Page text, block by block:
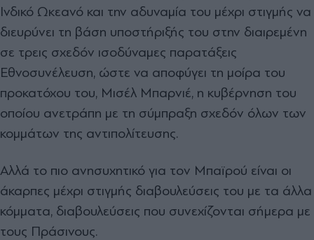
Ινδικό Ωκεανό και την αδυναμία του μέχρι στιγμής να
διευρύνει τη βάση υποστήριξής του στην διαιρεμένη
σε τρεις σχεδόν ισοδύναμες παρατάξεις
Εθνοσυνέλευση, ώστε να αποφύγει τη μοίρα του
προκατόχου του, Μισέλ Μπαρνιέ, η κυβέρνηση του
οποίου ανετράπη με τη σύμπραξη σχεδόν όλων των
κομμάτων της αντιπολίτευσης.
Αλλά το πιο ανησυχητικό για τον Μπαϊρού είναι οι
άκαρπες μέχρι στιγμής διαβουλεύσεις του με τα άλλα
κόμματα, διαβουλεύσεις που συνεχίζονται σήμερα με
τους Πράσινους.